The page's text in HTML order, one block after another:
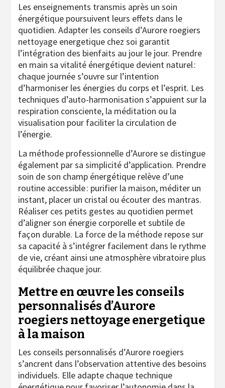
Les enseignements transmis après un soin
énergétique poursuivent leurs effets dans le
quotidien. Adapter les conseils d’Aurore roegiers
nettoyage energetique chez soi garantit
l’intégration des bienfaits au jour le jour. Prendre
en main sa vitalité énergétique devient naturel :
chaque journée s’ouvre sur l’intention
d’harmoniser les énergies du corps et l’esprit. Les
techniques d’auto-harmonisation s’appuient sur la
respiration consciente, la méditation ou la
visualisation pour faciliter la circulation de
l’énergie.
La méthode professionnelle d’Aurore se distingue
également par sa simplicité d’application. Prendre
soin de son champ énergétique relève d’une
routine accessible : purifier la maison, méditer un
instant, placer un cristal ou écouter des mantras.
Réaliser ces petits gestes au quotidien permet
d’aligner son énergie corporelle et subtile de
façon durable. La force de la méthode repose sur
sa capacité à s’intégrer facilement dans le rythme
de vie, créant ainsi une atmosphère vibratoire plus
équilibrée chaque jour.
Mettre en œuvre les conseils
personnalisés d’Aurore
roegiers nettoyage energetique
à la maison
Les conseils personnalisés d’Aurore roegiers
s’ancrent dans l’observation attentive des besoins
individuels. Elle adapte chaque technique